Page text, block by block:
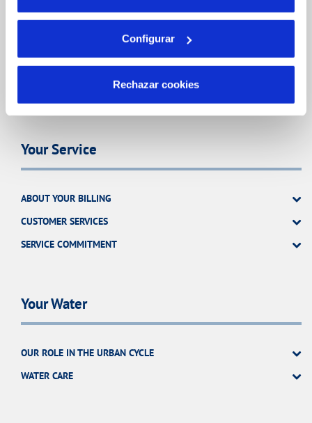
Configurar
Rechazar cookies
INCIDENTS
MY ACCOUNT
Your Service
ABOUT YOUR BILLING
CUSTOMER SERVICES
SERVICE COMMITMENT
Your Water
OUR ROLE IN THE URBAN CYCLE
WATER CARE